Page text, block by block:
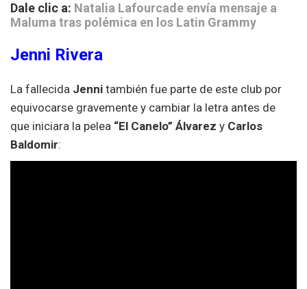
Dale clic a: Natalia Lafourcade envía mensaje a
Maluma tras polémica en los Latin Grammy
Jenni Rivera
La fallecida Jenni también fue parte de este club por
equivocarse gravemente y cambiar la letra antes de
que iniciara la pelea “El Canelo” Álvarez y Carlos
Baldomir: